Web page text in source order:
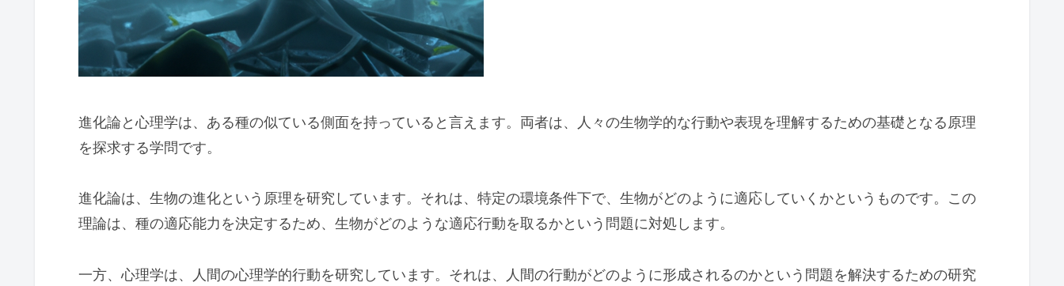
進化論と心理学は、ある種の似ている側面を持っていると言えます。両者は、人々の生物学的な行動や表現を理解するための基礎となる原理
を探求する学問です。
進化論は、生物の進化という原理を研究しています。それは、特定の環境条件下で、生物がどのように適応していくかというものです。この
理論は、種の適応能力を決定するため、生物がどのような適応行動を取るかという問題に対処します。
一方、心理学は、人間の心理学的行動を研究しています。それは、人間の行動がどのように形成されるのかという問題を解決するための研究